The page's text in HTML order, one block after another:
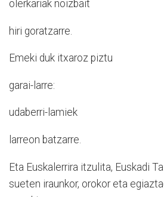
olerkariak noizbait
hiri goratzarre.
Emeki duk itxaroz piztu
garai-larre:
udaberri-lamiek
larreon batzarre.
Eta Euskalerrira itzulita, Euskadi
sueten iraunkor, orokor eta